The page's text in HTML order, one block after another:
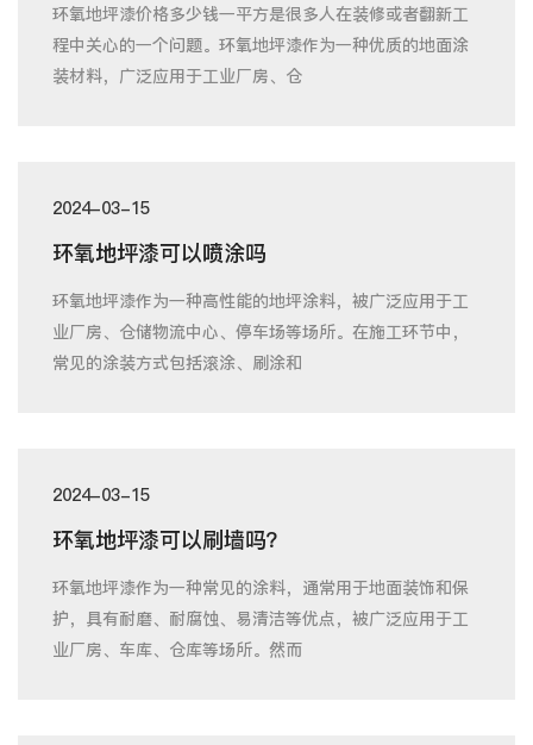
环氧地坪漆价格多少钱一平方是很多人在装修或者翻新工
程中关心的一个问题。环氧地坪漆作为一种优质的地面涂
装材料，广泛应用于工业厂房、仓
2024-03-15
环氧地坪漆可以喷涂吗
环氧地坪漆作为一种高性能的地坪涂料，被广泛应用于工
业厂房、仓储物流中心、停车场等场所。在施工环节中，
常见的涂装方式包括滚涂、刷涂和
2024-03-15
环氧地坪漆可以刷墙吗？
环氧地坪漆作为一种常见的涂料，通常用于地面装饰和保
护，具有耐磨、耐腐蚀、易清洁等优点，被广泛应用于工
业厂房、车库、仓库等场所。然而